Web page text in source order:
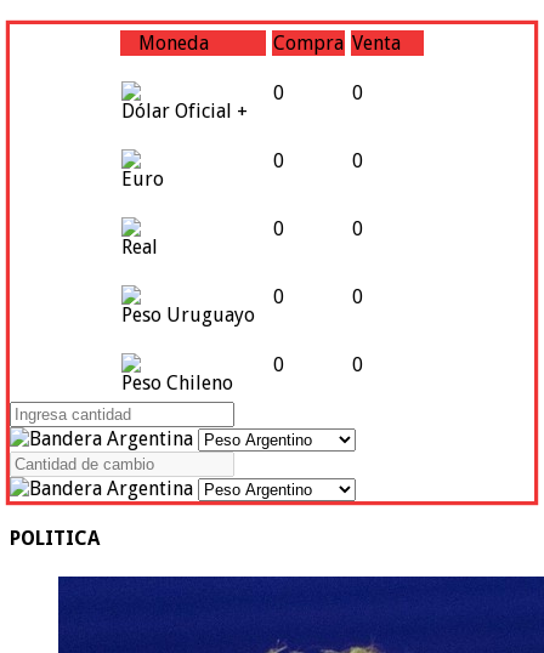
Moneda Compra Venta
Dólar Oficial +
0 0
Euro
0 0
Real
0 0
Peso Uruguayo
0 0
Peso Chileno
0 0
POLITICA